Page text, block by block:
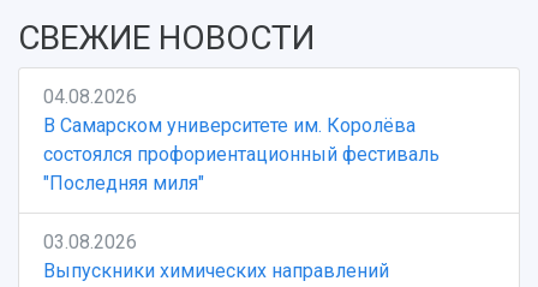
СВЕЖИЕ НОВОСТИ
04.08.2026
В Самарском университете им. Королёва
состоялся профориентационный фестиваль
"Последняя миля"
03.08.2026
Выпускники химических направлений